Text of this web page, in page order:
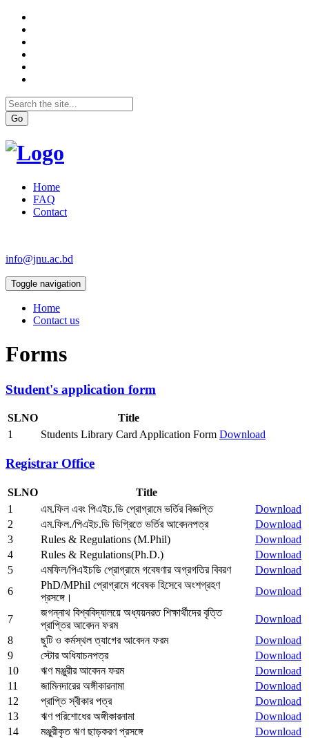
Go
Home
FAQ
Contact
info@jnu.ac.bd
Toggle navigation
Home
Contact us
Forms
Student's application form
SLNO
Title
1
Students Library Card Application Form Download
Registrar Office
SLNO
Title
1
এম.ফিল এবং পিএইচ.ডি প্রোগ্রামে ভর্তির বিজ্ঞপ্তি
Download
2
এম.ফিল./পিএইচ.ডি ডিগ্রিতে ভর্তির আবেদনপত্র
Download
3
Rules & Regulations (M.Phil)
Download
4
Rules & Regulations(Ph.D.)
Download
5
এমফিল/পিএইচডি প্রোগ্রামে গবেষণার অগ্রগতির বিবরণ
Download
6
PhD/MPhil প্রোগ্রামে গবেষক হিসেবে অংশগ্রহণ
প্রসঙ্গে।
Download
7
জগন্নাথ বিশ্ববিদ্যালয়ে অধ্যয়নরত শিক্ষার্থীদের বৃত্তি
প্রাপ্তির আবেদন ফরম
Download
8
ছুটি ও কর্মস্থল ত্যাগের আবেদন ফরম
Download
9
স্টোর অধিযাচনপত্র
Download
10
ঋণ মঞ্জুরীর আবেদন ফরম
Download
11
জামিনদারের অঙ্গীকারনামা
Download
12
প্রাপ্তি স্বীকার পত্র
Download
13
ঋণ পরিশোধের অঙ্গীকারনামা
Download
14
মঞ্জুরীকৃত ঋণ ছাড়করণ প্রসঙ্গে
Download